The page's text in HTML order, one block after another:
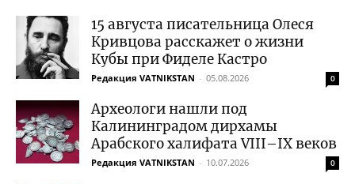
15 августа писательница Олеся
Кривцова расскажет о жизни
Кубы при Фиделе Кастро
Редакция VATNIKSTAN - 05.08.2026 0
Археологи нашли под
Калининградом дирхамы
Арабского халифата VIII–IX веков
Редакция VATNIKSTAN - 10.07.2026 0